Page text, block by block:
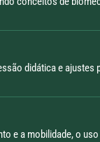
didática e
e a mobilidade, o